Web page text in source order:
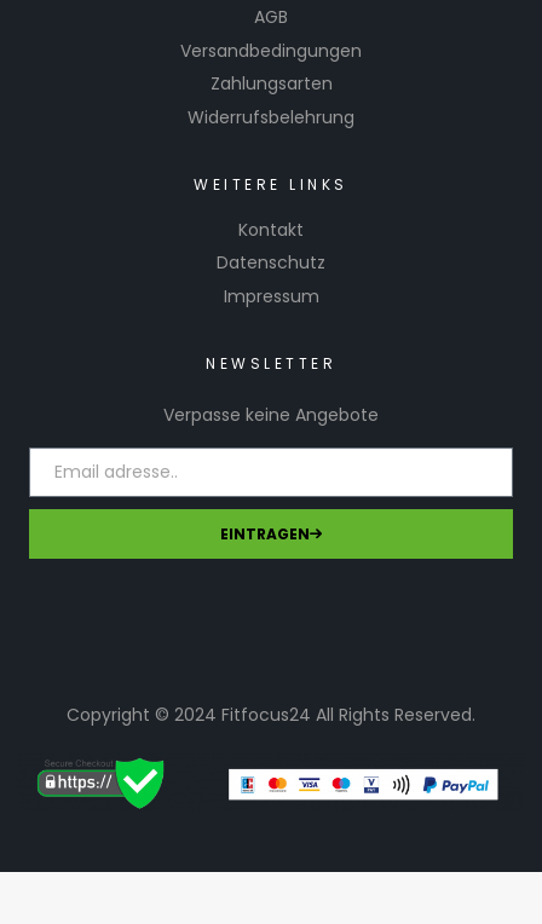
AGB
Versandbedingungen
Zahlungsarten
Widerrufsbelehrung
WEITERE LINKS
Kontakt
Datenschutz
Impressum
NEWSLETTER
Verpasse keine Angebote
EINTRAGEN
Copyright © 2024 Fitfocus24 All Rights Reserved.